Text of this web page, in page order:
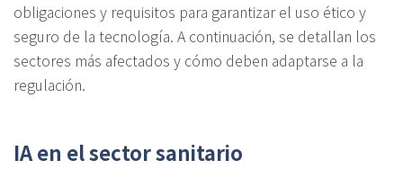
obligaciones y requisitos para garantizar el uso ético y
seguro de la tecnología. A continuación, se detallan los
sectores más afectados y cómo deben adaptarse a la
regulación.
IA en el sector sanitario